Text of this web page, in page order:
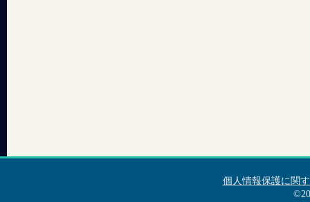
個人情報保護に関